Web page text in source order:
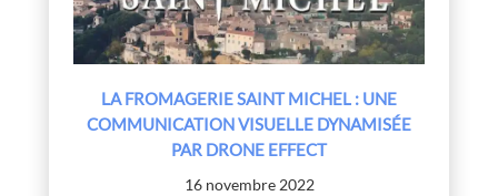
LA FROMAGERIE SAINT MICHEL : UNE
COMMUNICATION VISUELLE DYNAMISÉE
PAR DRONE EFFECT
16 novembre 2022